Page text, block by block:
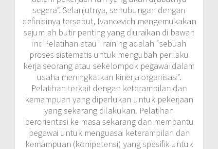
segera”. Selanjutnya, sehubungan dengan
definisinya tersebut, Ivancevich mengemukakan
sejumlah butir penting yang diuraikan di bawah
ini: Pelatihan atau Training adalah “sebuah
proses sistematis untuk mengubah perilaku
kerja seorang atau sekelompok pegawai dalam
usaha meningkatkan kinerja organisasi”.
Pelatihan terkait dengan keterampilan dan
kemampuan yang diperlukan untuk pekerjaan
yang sekarang dilakukan. Pelatihan
berorientasi ke masa sekarang dan membantu
pegawai untuk menguasai keterampilan dan
kemampuan (kompetensi) yang spesifik untuk